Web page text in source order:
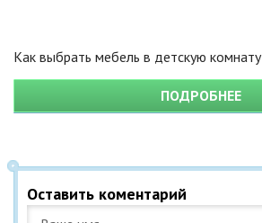
Как выбрать мебель в детскую комнату
ПОДРОБНЕЕ
Оставить коментарий